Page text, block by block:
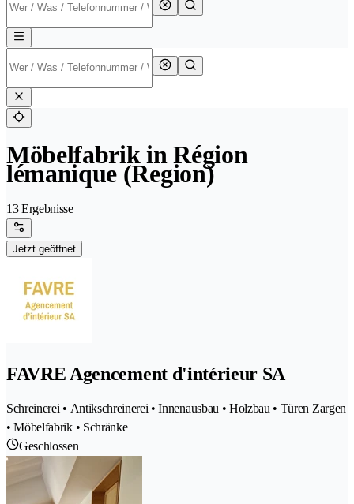
Möbelfabrik in Région
lémanique (Region)
13 Ergebnisse
Jetzt geöffnet
FAVRE Agencement d'intérieur SA
Schreinerei • Antikschreinerei • Innenausbau • Holzbau • Türen Zargen
• Möbelfabrik • Schränke
Geschlossen